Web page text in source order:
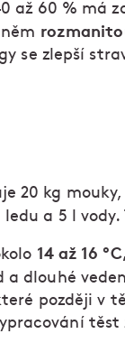
až 60 % má
se zlepší
20 kg
ledu a 5 l
14 až 16
a dlouhé
později v
těst